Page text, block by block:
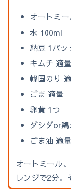
オートミ
水 100ml
納豆 1パッ
キムチ 適量
韓国のり
ごま 適量
卵黄 1つ
ダシダor
ごま油 適量
オートミール
レンジで2分。